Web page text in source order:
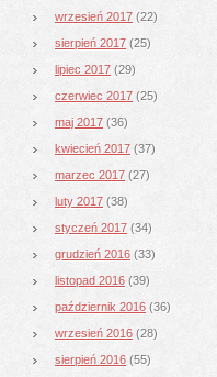
wrzesień 2017 (22)
sierpień 2017 (25)
lipiec 2017 (29)
czerwiec 2017 (25)
maj 2017 (36)
kwiecień 2017 (37)
marzec 2017 (27)
luty 2017 (38)
styczeń 2017 (34)
grudzień 2016 (33)
listopad 2016 (39)
październik 2016 (36)
wrzesień 2016 (28)
sierpień 2016 (55)